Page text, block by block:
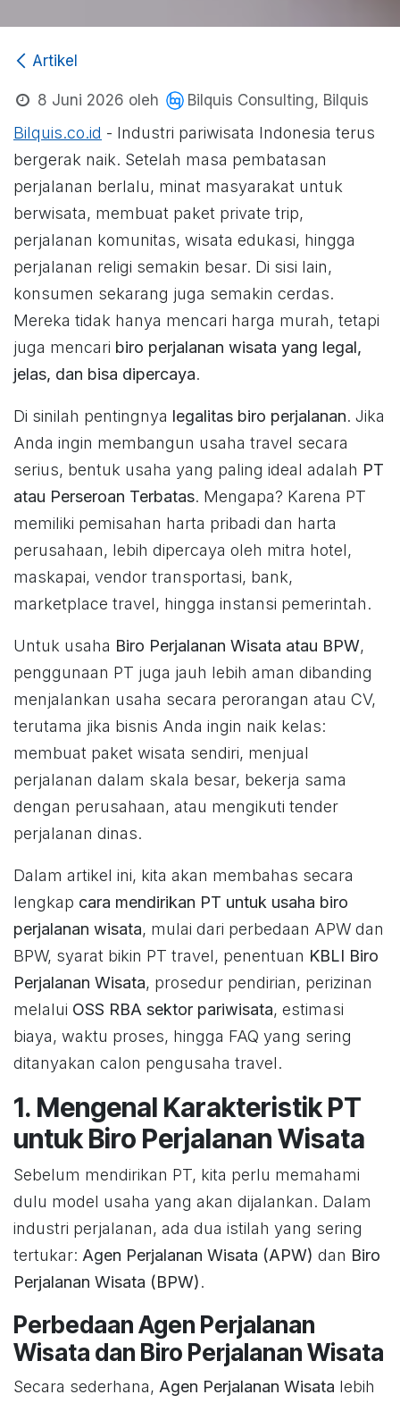
Artikel
8 Juni 2026 oleh Bilquis Consulting, Bilquis
Bilquis.co.id - Industri pariwisata Indonesia terus
bergerak naik. Setelah masa pembatasan
perjalanan berlalu, minat masyarakat untuk
berwisata, membuat paket private trip,
perjalanan komunitas, wisata edukasi, hingga
perjalanan religi semakin besar. Di sisi lain,
konsumen sekarang juga semakin cerdas.
Mereka tidak hanya mencari harga murah, tetapi
juga mencari biro perjalanan wisata yang legal,
jelas, dan bisa dipercaya.
Di sinilah pentingnya legalitas biro perjalanan. Jika
Anda ingin membangun usaha travel secara
serius, bentuk usaha yang paling ideal adalah PT
atau Perseroan Terbatas. Mengapa? Karena PT
memiliki pemisahan harta pribadi dan harta
perusahaan, lebih dipercaya oleh mitra hotel,
maskapai, vendor transportasi, bank,
marketplace travel, hingga instansi pemerintah.
Untuk usaha Biro Perjalanan Wisata atau BPW,
penggunaan PT juga jauh lebih aman dibanding
menjalankan usaha secara perorangan atau CV,
terutama jika bisnis Anda ingin naik kelas:
membuat paket wisata sendiri, menjual
perjalanan dalam skala besar, bekerja sama
dengan perusahaan, atau mengikuti tender
perjalanan dinas.
Dalam artikel ini, kita akan membahas secara
lengkap cara mendirikan PT untuk usaha biro
perjalanan wisata, mulai dari perbedaan APW dan
BPW, syarat bikin PT travel, penentuan KBLI Biro
Perjalanan Wisata, prosedur pendirian, perizinan
melalui OSS RBA sektor pariwisata, estimasi
biaya, waktu proses, hingga FAQ yang sering
ditanyakan calon pengusaha travel.
1. Mengenal Karakteristik PT
untuk Biro Perjalanan Wisata
Sebelum mendirikan PT, kita perlu memahami
dulu model usaha yang akan dijalankan. Dalam
industri perjalanan, ada dua istilah yang sering
tertukar: Agen Perjalanan Wisata (APW) dan Biro
Perjalanan Wisata (BPW).
Perbedaan Agen Perjalanan
Wisata dan Biro Perjalanan Wisata
Secara sederhana, Agen Perjalanan Wisata lebih